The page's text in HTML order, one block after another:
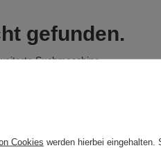
gefunden.
Suchmaschine.
Cookies werden hierbei eingehalten.